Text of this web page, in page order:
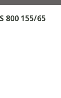
800 155/65